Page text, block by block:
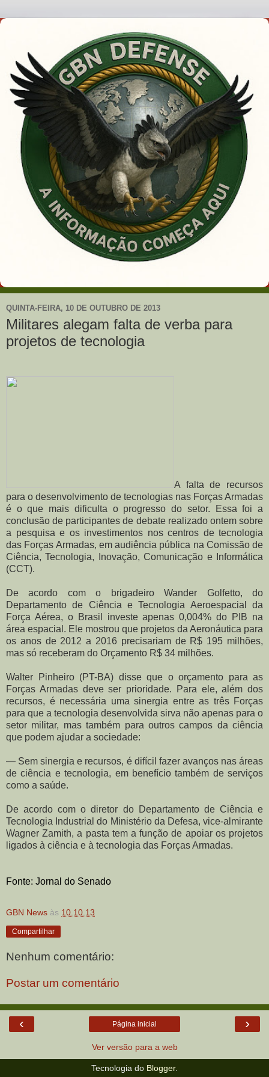
QUINTA-FEIRA, 10 DE OUTUBRO DE 2013
Militares alegam falta de verba para
projetos de tecnologia
A falta de recursos
para o desenvolvimento de tecnologias nas Forças Armadas
é o que mais dificulta o progresso do setor. Essa foi a
conclusão de participantes de debate realizado ontem sobre
a pesquisa e os investimentos nos centros de tecnologia
das Forças Armadas, em audiência pública na Comissão de
Ciência, Tecnologia, Inovação, Comunicação e Informática
(CCT).
De acordo com o brigadeiro Wander Golfetto, do
Departamento de Ciência e Tecnologia Aeroespacial da
Força Aérea, o Brasil investe apenas 0,004% do PIB na
área espacial. Ele mostrou que projetos da Aeronáutica para
os anos de 2012 a 2016 precisariam de R$ 195 milhões,
mas só receberam do Orçamento R$ 34 milhões.
Walter Pinheiro (PT-BA) disse que o orçamento para as
Forças Armadas deve ser prioridade. Para ele, além dos
recursos, é necessária uma sinergia entre as três Forças
para que a tecnologia desenvolvida sirva não apenas para o
setor militar, mas também para outros campos da ciência
que podem ajudar a sociedade:
— Sem sinergia e recursos, é difícil fazer avanços nas áreas
de ciência e tecnologia, em benefício também de serviços
como a saúde.
De acordo com o diretor do Departamento de Ciência e
Tecnologia Industrial do Ministério da Defesa, vice-almirante
Wagner Zamith, a pasta tem a função de apoiar os projetos
ligados à ciência e à tecnologia das Forças Armadas.
Fonte: Jornal do Senado
GBN News às 10.10.13
Compartilhar
Nenhum comentário:
Postar um comentário
‹ ›
Página inicial
Ver versão para a web
Tecnologia do Blogger.